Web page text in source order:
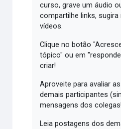
curso, grave um áudio
compartilhe links,
vídeos.
Clique no botão
tópico" ou em
criar!
Aproveite para avaliar
demais participantes
mensagens dos
Leia postagens dos